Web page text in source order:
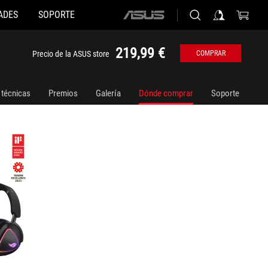
SOPORTE
ASUS
Precio de la ASUS store 219,99 € COMPRAR
Premios Galería Dónde comprar Soporte